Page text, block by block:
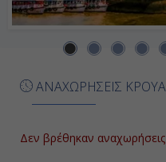
ΑΝΑΧΩΡΗΣΕΙΣ
Δεν βρέθηκαν